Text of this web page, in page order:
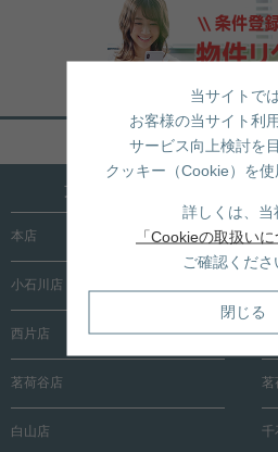
ページトッ
文京区内に15店舗！売買も
本店 根
小石川店
西片店 後
茗荷谷店 茗
白山店 千
当サイトでは
お客様の当サイト利
サービス向上検討を
クッキー（Cookie）を使
詳しくは、当
「Cookieの取扱いに
ご確認くださ
閉じる